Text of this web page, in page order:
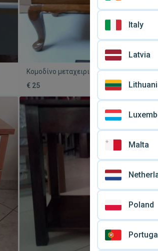
Κομοδίνο μεταχειρισμένο 46Χ36Χ57 cm
€ 25
Italy
Latvia
Malta
Poland